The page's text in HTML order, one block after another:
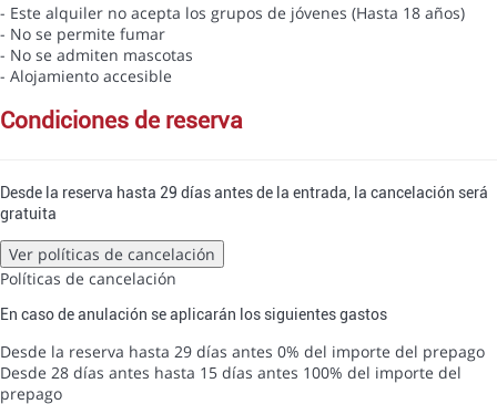
- Este alquiler no acepta los grupos de jóvenes (Hasta 18 años)
- No se permite fumar
- No se admiten mascotas
- Alojamiento accesible
condiciones de reserva
Desde la reserva hasta 29 días antes de la entrada, la cancelación será
gratuita
Ver políticas de cancelación
Políticas de cancelación
En caso de anulación se aplicarán los siguientes gastos
Desde la reserva hasta 29 días antes 0% del importe del prepago
Desde 28 días antes hasta 15 días antes 100% del importe del
prepago